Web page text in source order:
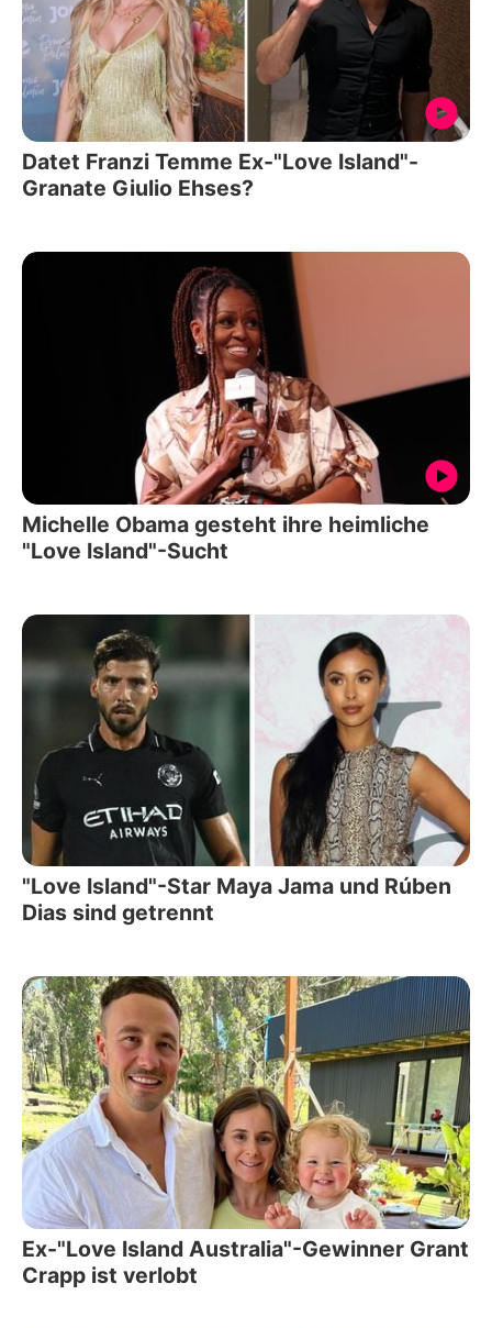
Datet Franzi Temme Ex-"Love Island"-
Granate Giulio Ehses?
Michelle Obama gesteht ihre heimliche
"Love Island"-Sucht
"Love Island"-Star Maya Jama und Rúben
Dias sind getrennt
Ex-"Love Island Australia"-Gewinner Grant
Crapp ist verlobt